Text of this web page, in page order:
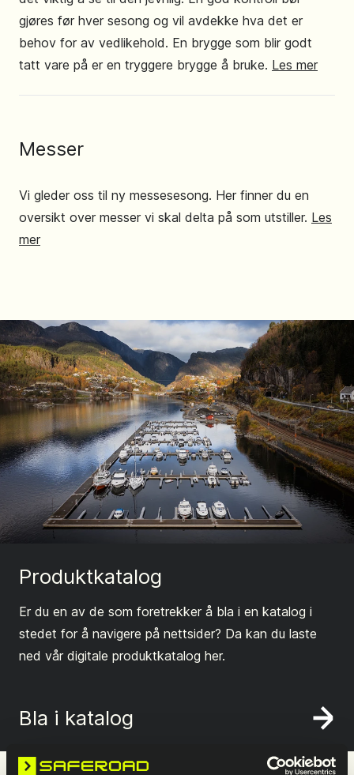
gjøres før hver sesong og vil avdekke hva det er
behov for av vedlikehold. En brygge som blir godt
tatt vare på er en tryggere brygge å bruke. Les mer
Messer
Vi gleder oss til ny messesesong. Her finner du en
oversikt over messer vi skal delta på som utstiller. Les
mer
Produktkatalog
Er du en av de som foretrekker å bla i en katalog i
stedet for å navigere på nettsider? Da kan du laste
ned vår digitale produktkatalog her.
Bla i katalog